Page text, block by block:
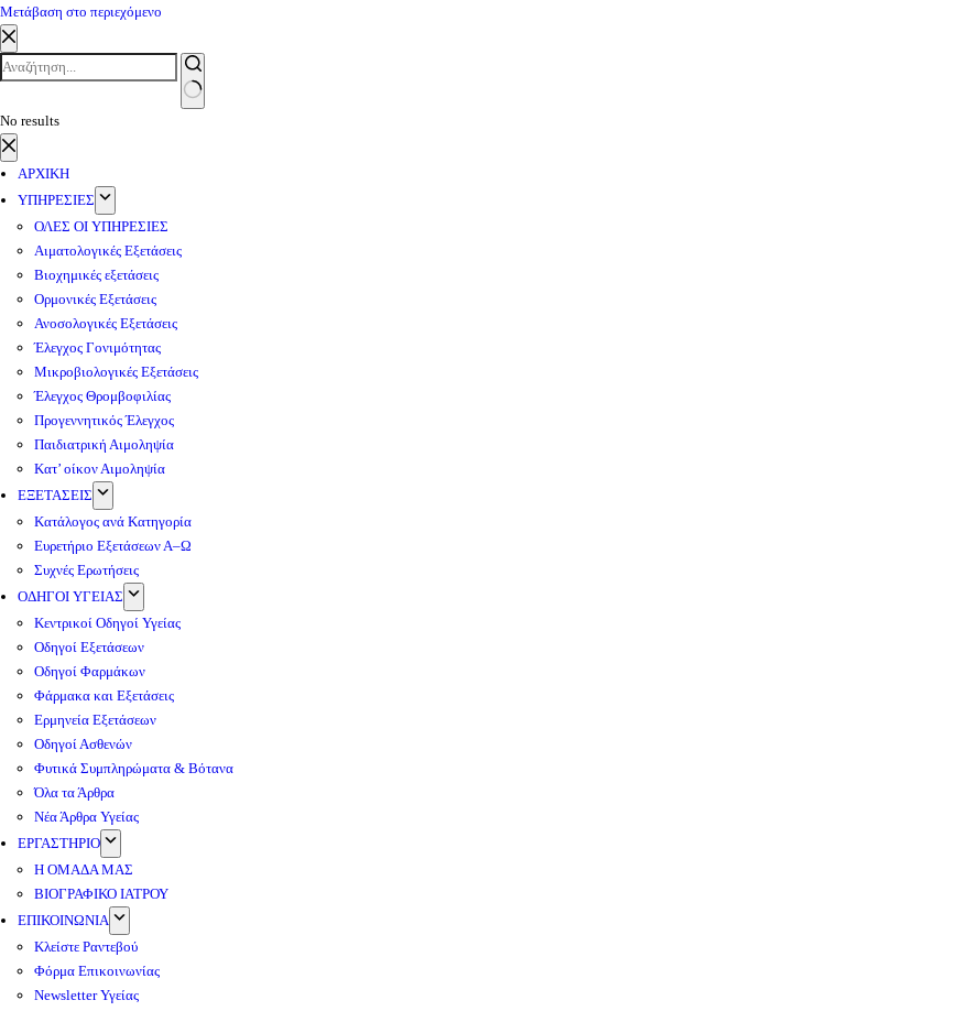
Μετάβαση στο περιεχόμενο
No results
ΑΡΧΙΚΗ
ΥΠΗΡΕΣΙΕΣ
ΟΛΕΣ ΟΙ ΥΠΗΡΕΣΙΕΣ
Αιματολογικές Εξετάσεις
Βιοχημικές εξετάσεις
Ορμονικές Εξετάσεις
Ανοσολογικές Εξετάσεις
Έλεγχος Γονιμότητας
Μικροβιολογικές Εξετάσεις
Έλεγχος Θρομβοφιλίας
Προγεννητικός Έλεγχος
Παιδιατρική Αιμοληψία
Κατ’ οίκον Αιμοληψία
ΕΞΕΤΑΣΕΙΣ
Κατάλογος ανά Κατηγορία
Ευρετήριο Εξετάσεων Α–Ω
Συχνές Ερωτήσεις
ΟΔΗΓΟΙ ΥΓΕΙΑΣ
Κεντρικοί Οδηγοί Υγείας
Οδηγοί Εξετάσεων
Οδηγοί Φαρμάκων
Φάρμακα και Εξετάσεις
Ερμηνεία Εξετάσεων
Οδηγοί Ασθενών
Φυτικά Συμπληρώματα & Βότανα
Όλα τα Άρθρα
Νέα Άρθρα Υγείας
ΕΡΓΑΣΤΗΡΙΟ
Η ΟΜΑΔΑ ΜΑΣ
ΒΙΟΓΡΑΦΙΚΟ ΙΑΤΡΟΥ
ΕΠΙΚΟΙΝΩΝΙΑ
Κλείστε Ραντεβού
Φόρμα Επικοινωνίας
Newsletter Υγείας